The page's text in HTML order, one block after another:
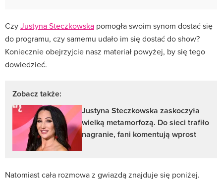
CzyJustyna Steczkowska pomogła swoim synom dostać się
do programu, czy samemu udało im się dostać do show?
Koniecznie obejrzyjcie nasz materiał powyżej, by się tego
dowiedzieć.
Zobacz także:
Justyna Steczkowska zaskoczyła
wielką metamorfozą. Do sieci trafiło
nagranie, fani komentują wprost
Natomiast cała rozmowa z gwiazdą znajduje się poniżej.